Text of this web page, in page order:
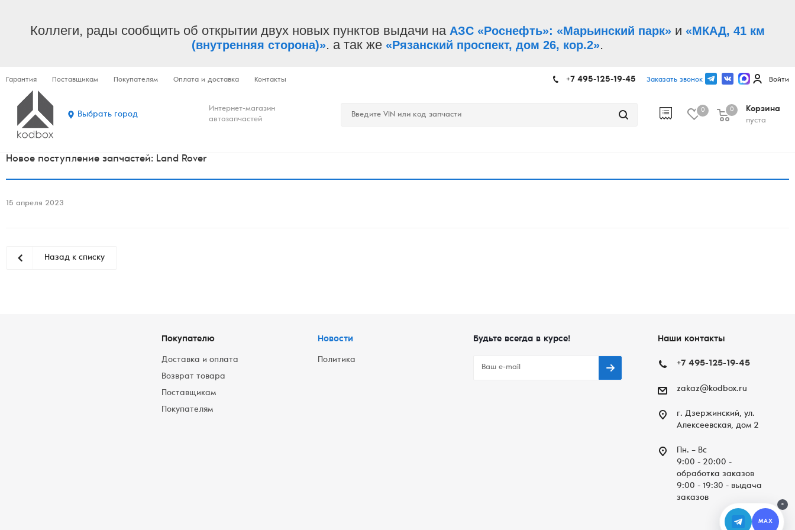
Коллеги, рады сообщить об открытии двух новых пунктов выдачи на АЗС «Роснефть»: «Марьинский парк» и «МКАД, 41 км
(внутренняя сторона)». а так же «Рязанский проспект, дом 26, кор.2».
Гарантия Поставщикам Покупателям Оплата и доставка Контакты +7 495-125-19-45 Заказать звонок Войти
Выбрать город
Интернет-магазин
автозапчастей
0
Корзина
пуста
0
Новое поступление запчастей: Land Rover
15 апреля 2023
Назад к списку
Покупателю
Доставка и оплата
Возврат товара
Поставщикам
Покупателям
Новости
Политика
Будьте всегда в курсе! Наши контакты
+7 495-125-19-45
zakaz@kodbox.ru
г. Дзержинский, ул.
Алексеевская, дом 2
Пн. – Вc
9:00 - 20:00 -
обработка заказов
9:00 - 19:30 - выдача
заказов
×
MAX